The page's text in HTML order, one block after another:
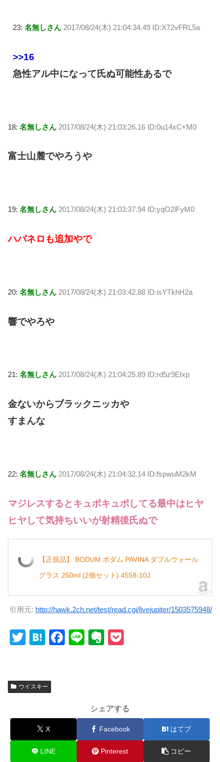
23: 名無しさん 2017/08/24(木) 21:04:34.49 ID:X72vFRL5a
>>16
急性アル中になって氏ぬ可能性あるで
18: 名無しさん 2017/08/24(木) 21:03:26.16 ID:0u14xC+M0
富士山麓でやろうや
19: 名無しさん 2017/08/24(木) 21:03:37.94 ID:yqO2lFyM0
ハバネロも追加やで
20: 名無しさん 2017/08/24(木) 21:03:42.88 ID:isYTkhH2a
響でやろや
21: 名無しさん 2017/08/24(木) 21:04:25.89 ID:rd5z9EIxp
金ないからブラックニッカや
すまんな
22: 名無しさん 2017/08/24(木) 21:04:32.14 ID:fspwuM2kM
マジレスするとキュポキュポしてる最中はヒヤ
ヒヤして気持ちいいが射精後氏ぬで
【正規品】 BODUM ボダム PAVINA ダブルウォール
グラス 250ml (2個セット) 4558-10J
引用元: http://hawk.2ch.net/test/read.cgi/livejupiter/1503575948/
T
er
H
n
F
o
Li
E
e
ウイスキー
シェアする
X Facebook はてブ
LINE Pinterest コピー